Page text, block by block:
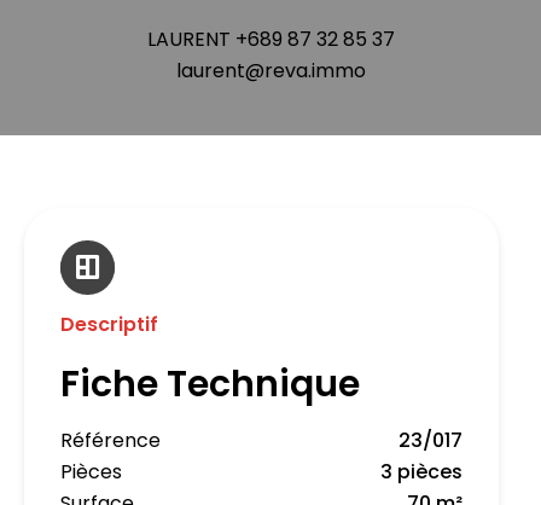
LAURENT +689 87 32 85 37
laurent@reva.immo
Descriptif
Fiche Technique
Référence
23/017
Pièces
3 pièces